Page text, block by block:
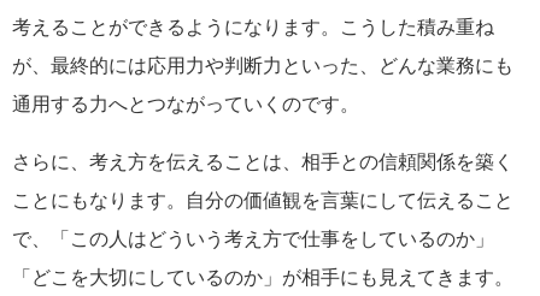
考えることができるようになります。こうした積み重ね
が、最終的には応用力や判断力といった、どんな業務にも
通用する力へとつながっていくのです。
さらに、考え方を伝えることは、相手との信頼関係を築く
ことにもなります。自分の価値観を言葉にして伝えること
で、「この人はどういう考え方で仕事をしているのか」
「どこを大切にしているのか」が相手にも見えてきます。